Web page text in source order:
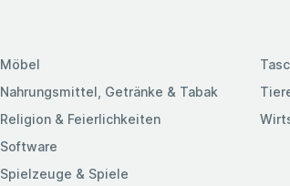
Möbel
Nahrungsmittel, Getränke & Tabak
Religion & Feierlichkeiten
Software
Spielzeuge & Spiele